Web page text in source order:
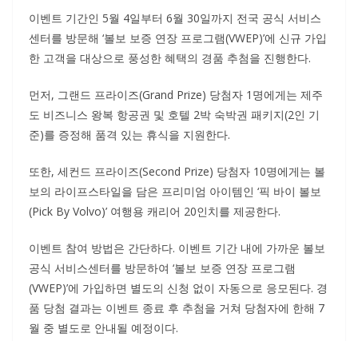
이벤트 기간인 5월 4일부터 6월 30일까지 전국 공식 서비스
센터를 방문해 ‘볼보 보증 연장 프로그램(VWEP)’에 신규 가입
한 고객을 대상으로 풍성한 혜택의 경품 추첨을 진행한다.
먼저, 그랜드 프라이즈(Grand Prize) 당첨자 1명에게는 제주
도 비즈니스 왕복 항공권 및 호텔 2박 숙박권 패키지(2인 기
준)를 증정해 품격 있는 휴식을 지원한다.
또한, 세컨드 프라이즈(Second Prize) 당첨자 10명에게는 볼
보의 라이프스타일을 담은 프리미엄 아이템인 ‘픽 바이 볼보
(Pick By Volvo)’ 여행용 캐리어 20인치를 제공한다.
이벤트 참여 방법은 간단하다. 이벤트 기간 내에 가까운 볼보
공식 서비스센터를 방문하여 ‘볼보 보증 연장 프로그램
(VWEP)’에 가입하면 별도의 신청 없이 자동으로 응모된다. 경
품 당첨 결과는 이벤트 종료 후 추첨을 거쳐 당첨자에 한해 7
월 중 별도로 안내될 예정이다.